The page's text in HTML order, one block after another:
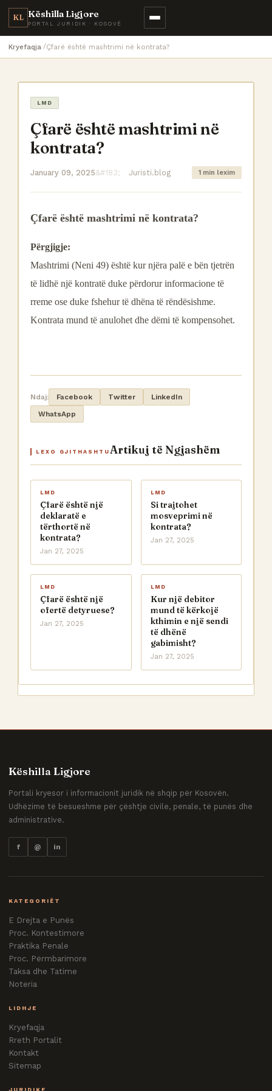
KL Këshilla Ligjore
PORTAL JURIDIK · KOSOVË
Kryefaqja Çfarë është mashtrimi në kontrata?
LMD
Çfarë është mashtrimi në
kontrata?
January 09, 2025 Juristi.blog 1 min lexim
Çfarë është mashtrimi në kontrata?
Përgjigje:
Mashtrimi (Neni 49) është kur njëra palë e bën tjetrën
të lidhë një kontratë duke përdorur informacione të
rreme ose duke fshehur të dhëna të rëndësishme.
Kontrata mund të anulohet dhe dëmi të kompensohet.
Ndaj: Facebook Twitter
LinkedIn
WhatsApp
LEXO GJITHASHTU Artikuj të Ngjashëm
LMD
Çfarë është një
deklaratë e
tërthortë në
kontrata?
Jan 27, 2025
LMD
Si trajtohet
mosveprimi në
kontrata?
Jan 27, 2025
LMD
Çfarë është një
ofertë detyruese?
Jan 27, 2025
LMD
Kur një debitor
mund të kërkojë
kthimin e një sendi
të dhënë
gabimisht?
Jan 27, 2025
Këshilla Ligjore
Portali kryesor i informacionit juridik në shqip për Kosovën.
Udhëzime të besueshme për çështje civile, penale, të punës dhe
administrative.
f @ in
KATEGORIËT
E Drejta e Punës
Proc. Kontestimore
Praktika Penale
Proc. Përmbarimore
Taksa dhe Tatime
Noteria
LIDHJE
Kryefaqja
Rreth Portalit
Kontakt
Sitemap
JURIDIKE